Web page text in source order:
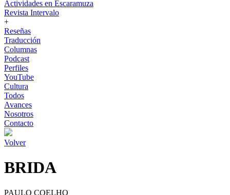
Actividades en Escaramuza
Revista Intervalo
+
Reseñas
Traducción
Columnas
Podcast
Perfiles
YouTube
Cultura
Todos
Avances
Nosotros
Contacto
Volver
BRIDA
PAULO COELHO